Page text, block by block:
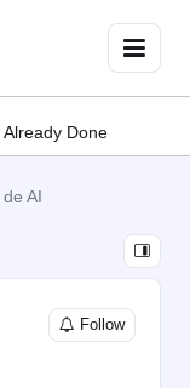
Already Done
AI
Follow